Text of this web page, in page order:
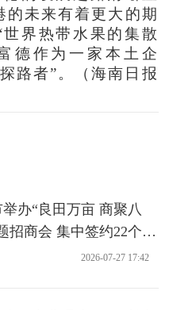
的未来有着更大的期
界热带水果的集散
德作为一家本土企
路者”。（海南日报
办“良田万亩 商聚八
招商会 集中签约22个农
2026-07-27 17:42